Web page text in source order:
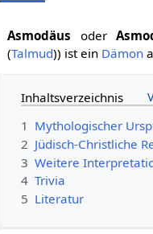
Asmodäus oder
(Talmud)) ist ein Dämon
Inhaltsverzeichnis
1 Mythologischer
2 Jüdisch-Christliche
3 Weitere
4 Trivia
5 Literatur